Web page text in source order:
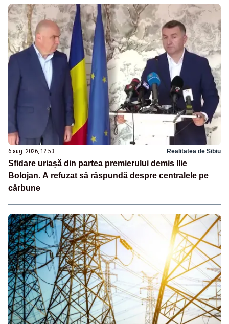
6 aug. 2026, 12:53 Realitatea de Sibiu
Sfidare uriașă din partea premierului demis Ilie
Bolojan. A refuzat să răspundă despre centralele pe
cărbune